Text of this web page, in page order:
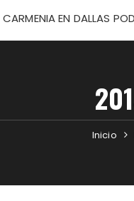
CARMENIA EN DALLAS
Inicio